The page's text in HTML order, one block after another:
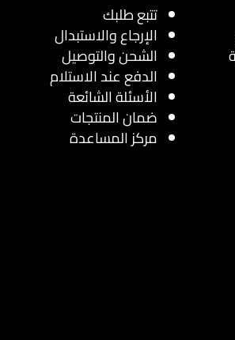
تتبع طلبك
الإرجاع والاستبدال
الشحن والتوصيل
الدفع عند الاستلام
الأسئلة الشائعة
ضمان المنتجات
مركز المساعدة